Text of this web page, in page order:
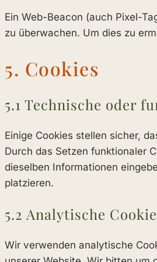
Ein Web-Beacon (auch Pixel-
zu überwachen. Um dies zu
5. Cookies
5.1 Technische oder
Einige Cookies stellen sicher,
Durch das Setzen funktionaler
dieselben Informationen
platzieren.
5.2 Analytische
Wir verwenden analytische